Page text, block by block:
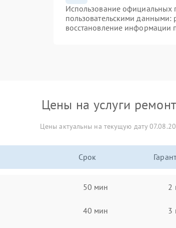
Использование официальных
пользовательскими данными:
восстановление информации
Цены на услуги
Цены актуальны на текущую дату
Срок
50 мин 2
40 мин 3